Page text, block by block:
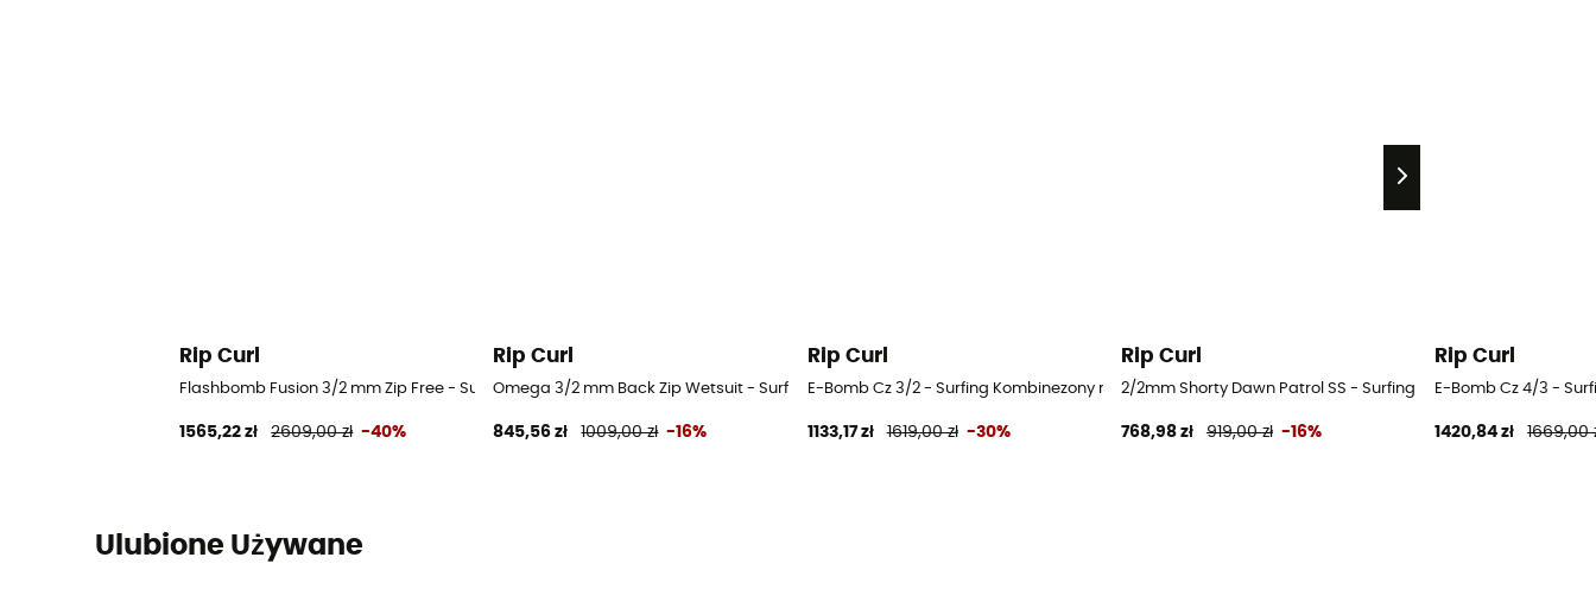
Rip Curl
Flashbomb Fusion 3/2 mm Zip Free - Surfing Kombinezony męskie
1565,22 zł 2609,00 zł -40%
Rip Curl
Omega 3/2 mm Back Zip Wetsuit - Surfing Kombinezony męskie
845,56 zł 1009,00 zł -16%
Rip Curl
E-Bomb Cz 3/2 - Surfing Kombinezony męskie
1133,17 zł 1619,00 zł -30%
Rip Curl
2/2mm Shorty Dawn Patrol SS - Surfing Kombinezony męskie
768,98 zł 919,00 zł -16%
Rip Curl
E-Bomb Cz 4/3 -
1420,84 zł 1669,00
Ulubione Używane